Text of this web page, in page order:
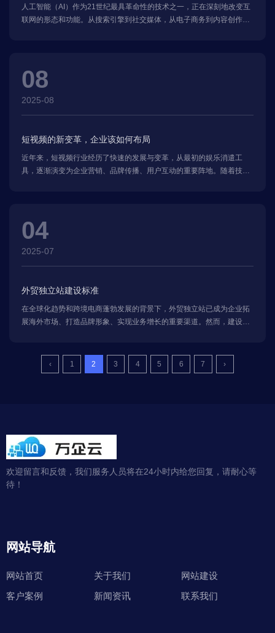
人工智能（AI）作为21世纪最具革命性的技术之一，正在深刻地改变互
联网的形态和功能。从搜索引擎到社交媒体，从电子商务到内容创作，
08
2025-08
短视频的新变革，企业该如何布局
近年来，短视频行业经历了快速的发展与变革，从最初的娱乐消遣工
具，逐渐演变为企业营销、品牌传播、用户互动的重要阵地。随着技术
04
2025-07
外贸独立站建设标准
在全球化趋势和跨境电商蓬勃发展的背景下，外贸独立站已成为企业拓
展海外市场、打造品牌形象、实现业务增长的重要渠道。然而，建设一
‹
1 2 3 4 5 6 7 ›
欢迎留言和反馈，我们服务人员将在24小时内给您回复，请耐心等
待！
网站导航
网站首页 关于我们
网站建设
客户案例
新闻资讯 联系我们